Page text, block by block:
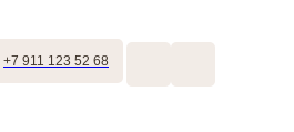
+7 911 123 52 68